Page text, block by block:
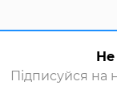
Не
Підписуйся на